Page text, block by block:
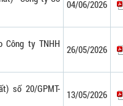
04/06/2026
Công ty TNHH 26/05/2026
số 20/GPMT- 13/05/2026